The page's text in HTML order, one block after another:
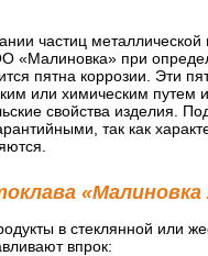
частиц металлической
«Малиновка» при
пятна коррозии. Эти
или химическим путем
свойства изделия.
так как
«Малиновка
в стеклянной или
впрок: